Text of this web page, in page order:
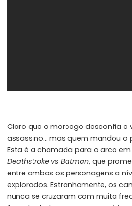
Claro que o morcego desconfia e
assassino… mas quem mandou o
Esta é a chamada para o arco em
Deathstroke vs Batman, que
entre ambos os personagens a
explorados. Estranhamente, os
nunca se cruzaram com muita